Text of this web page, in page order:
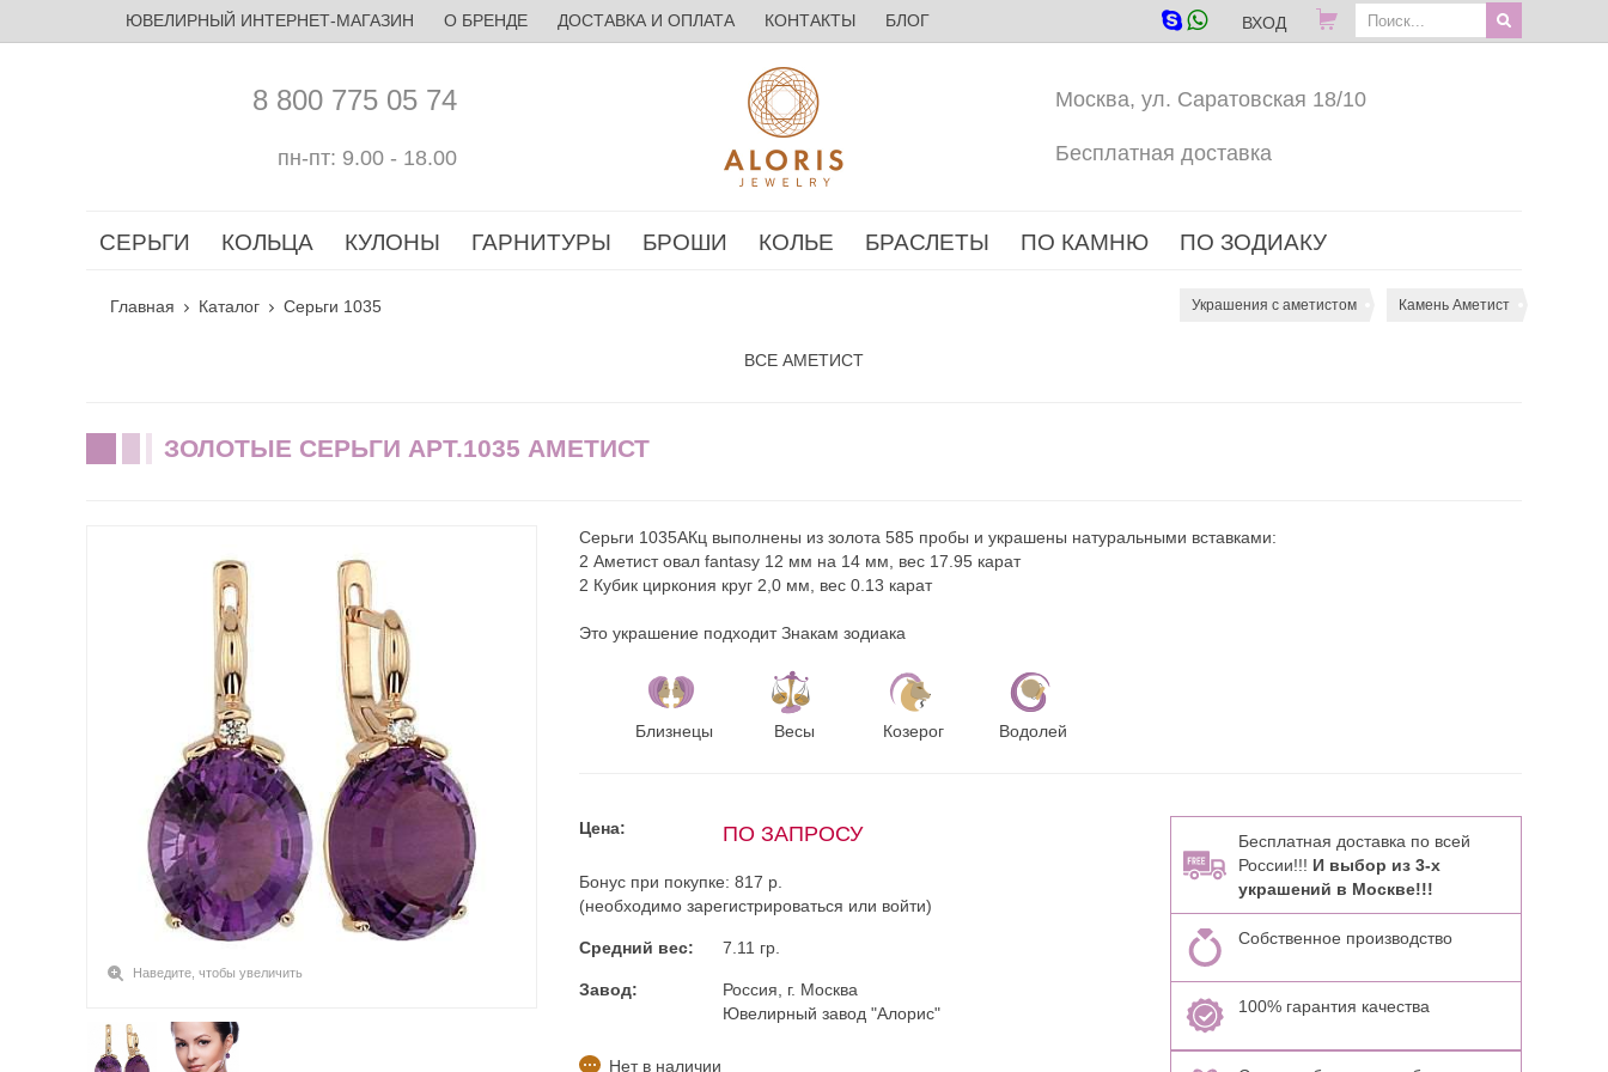
ЮВЕЛИРНЫЙ ИНТЕРНЕТ-МАГАЗИН О БРЕНДЕ ДОСТАВКА И ОПЛАТА КОНТАКТЫ БЛОГ ВХОД
8 800 775 05 74
пн-пт: 9.00 - 18.00
Москва, ул. Саратовская 18/10
Бесплатная доставка
СЕРЬГИ КОЛЬЦА КУЛОНЫ ГАРНИТУРЫ БРОШИ КОЛЬЕ БРАСЛЕТЫ ПО КАМНЮ ПО ЗОДИАКУ
Главная Каталог Серьги 1035 Украшения с аметистом Камень Аметист
ВСЕ АМЕТИСТ
ЗОЛОТЫЕ СЕРЬГИ АРТ.1035 АМЕТИСТ
Наведите, чтобы увеличить
Серьги 1035АКц выполнены из золота 585 пробы и украшены натуральными вставками:
2 Аметист овал fantasy 12 мм на 14 мм, вес 17.95 карат
2 Кубик циркония круг 2,0 мм, вес 0.13 карат
Это украшение подходит Знакам зодиака
Близнецы Весы Козерог Водолей
Цена: ПО ЗАПРОСУ
Бонус при покупке: 817 р.
(необходимо зарегистрироваться или войти)
Средний вес: 7.11 гр.
Завод:
Россия, г. Москва
Ювелирный завод "Алорис"
Нет в наличии
Бесплатная доставка по всей
России!!! И выбор из 3-х
украшений в Москве!!!
Собственное производство
100% гарантия качества